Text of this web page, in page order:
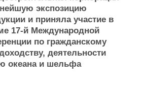
Продажа флота
Оборудование
Изделия
Материалы
Услуги
экспозицию
и приняла участие в
17-й Международной
по гражданскому
деятельности
океана и шельфа